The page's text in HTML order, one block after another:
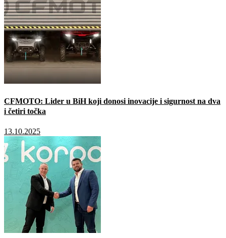
CFMOTO: Lider u BiH koji donosi inovacije i sigurnost na dva
i četiri točka
13.10.2025